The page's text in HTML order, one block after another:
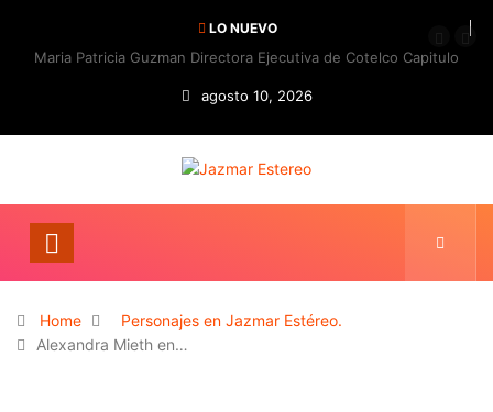
LO NUEVO
Maria Patricia Guzman Directora Ejecutiva de Cotelco Capitulo
Bogotá Cundinamarca
agosto 10, 2026
Home
Personajes en Jazmar Estéreo.
Alexandra Mieth en…